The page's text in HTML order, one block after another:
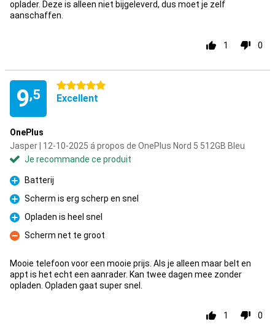
oplader. Deze is alleen niet bijgeleverd, dus moet je zelf
aanschaffen.
1 0
9,5
5 étoiles
Excellent
OnePlus
Jasper | 12-10-2025 á propos de OnePlus Nord 5 512GB Bleu
Je recommande ce produit
Pour
Batterij
Pour
Scherm is erg scherp en snel
Pour
Opladen is heel snel
Contre
Scherm net te groot
Mooie telefoon voor een mooie prijs. Als je alleen maar belt en
appt is het echt een aanrader. Kan twee dagen mee zonder
opladen. Opladen gaat super snel.
1 0